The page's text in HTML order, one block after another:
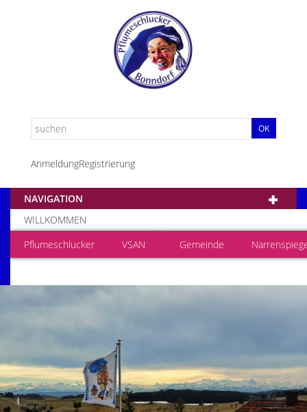
OK
AnmeldungRegistrierung
NAVIGATION
WILLKOMMEN
Pflumeschlucker
VSAN Gemeinde